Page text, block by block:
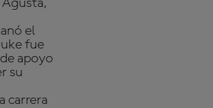
Agusta,
el
fue
apoyo
su
carrera